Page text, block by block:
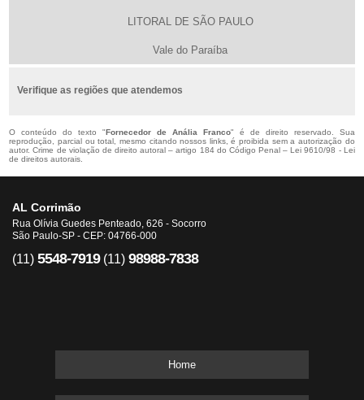
LITORAL DE SÃO PAULO
Vale do Paraíba
Verifique as regiões que atendemos
O conteúdo do texto "Fornecedor de Anália Franco" é de direito reservado. Sua
reprodução, parcial ou total, mesmo citando nossos links, é proibida sem a autorização do
autor. Crime de violação de direito autoral – artigo 184 do Código Penal –Lei 9610/98 - Lei
de direitos autorais
AL Corrimão
Rua Olívia Guedes Penteado, 626 - Socorro
São Paulo-SP - CEP: 04766-000
(11) 5548-7919 (11) 98988-7838
Home